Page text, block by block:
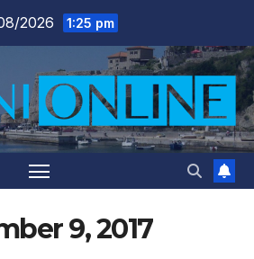
2026 1:25 pm
9, 2017